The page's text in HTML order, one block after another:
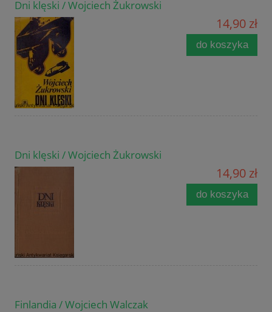
Dni klęski / Wojciech Żukrowski
14,90 zł
do koszyka
Dni klęski / Wojciech Żukrowski
14,90 zł
do koszyka
Finlandia / Wojciech Walczak